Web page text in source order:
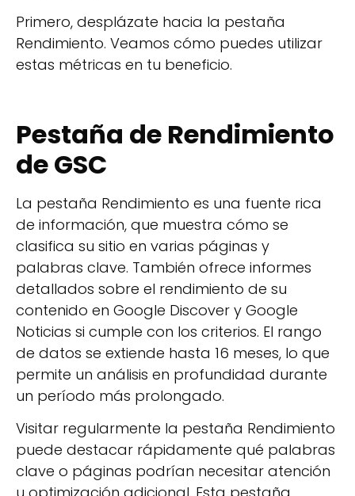
Primero, desplázate hacia la pestaña
Rendimiento. Veamos cómo puedes utilizar
estas métricas en tu beneficio.
Pestaña de Rendimiento
de GSC
La pestaña Rendimiento es una fuente rica
de información, que muestra cómo se
clasifica su sitio en varias páginas y
palabras clave. También ofrece informes
detallados sobre el rendimiento de su
contenido en Google Discover y Google
Noticias si cumple con los criterios. El rango
de datos se extiende hasta 16 meses, lo que
permite un análisis en profundidad durante
un período más prolongado.
Visitar regularmente la pestaña Rendimiento
puede destacar rápidamente qué palabras
clave o páginas podrían necesitar atención